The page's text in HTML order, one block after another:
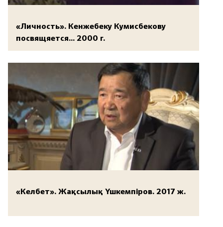
«Личность». Кенжебеку Кумисбекову
посвящяется... 2000 г.
«Келбет». Жақсылық Үшкемпіров. 2017 ж.